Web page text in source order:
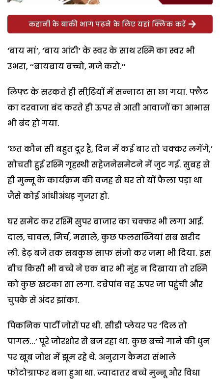
कहानी के बाकी भाग पढ़ने के लिए यहां क्लिक करें
‘बाय मां’, ‘बाय आंटी’ के स्वर के साथ रश्मि का स्वर भी
उभरा, ‘‘बायबाय बच्चो, मजे करो.’’
लिफ्ट के सरकते ही सीढि़यों में सन्नाटा सा छा गया. फ्लैट
का दरवाजा बंद करते ही ऊपर से आती आवाजों का आभास
भी बंद हो गया.
‘छत कौन सी बहुत दूर है, दिन में कई बार तो चक्कर लगेंगे,’
सोचती हुई रश्मि गृहस्थी सहेजनेसमेटने में जुट गई. सुबह से
ही मुन्नू के कार्यक्रम की वजह से घर तो यों फैला पड़ा था
जैसे कोई आंधीअंधड़ गुजरा हो.
घर समेट कर रश्मि सुपर बाजार का चक्कर भी लगा आई.
दाल, चावल, मिर्च, मसाले, कुछ फलसब्जियां सब खरीद
ली. डेढ़ बजे तक सबकुछ साफ संजो कर जमा भी दिया. इस
बीच किसी भी बच्चे ने एक बार भी मुंह न दिखाया तो रश्मि
को कुछ खटका सा लगा. दबेपांव वह ऊपर जा पहुंची और
चुपके से अंदर झांका.
पिकनिक पार्टी जोरों पर थी. सीडी प्लेयर पर ‘दिल तो
पागल...’ पूरे जोरशोर से बज रहा था. कुछ बच्चे गाने की धुन
पर खूब जोश में झूम रहे थे. अनुराग कैमरा संभाले
फोटोग्राफर बना हुआ था. ज्यादातर बच्चे मुन्नू और विधा